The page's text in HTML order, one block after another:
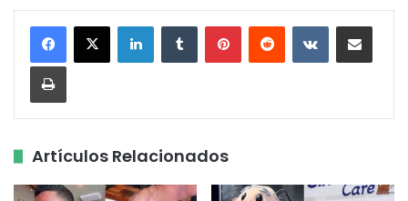
LinkedInTumblr PinterestReddit VKontakteShare via Email
Print
Artículos Relacionados